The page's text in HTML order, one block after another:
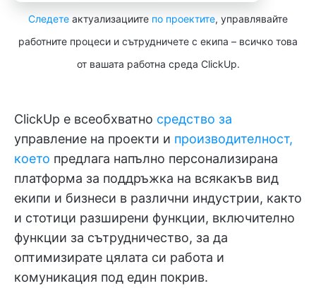
Следете актуализациите по проектите, управлявайте
работните процеси и сътрудничете с екипа – всичко това
от вашата работна среда ClickUp.
ClickUp е всеобхватно средство за
управление на проекти и производителност,
което предлага напълно персонализирана
платформа за поддръжка на всякакъв вид
екипи и бизнеси в различни индустрии, както
и стотици разширени функции, включително
функции за сътрудничество, за да
оптимизирате цялата си работа и
комуникация под един покрив.